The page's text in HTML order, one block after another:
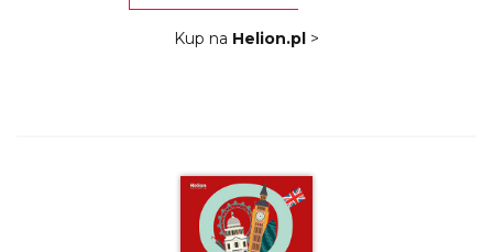
Kup na Helion.pl >